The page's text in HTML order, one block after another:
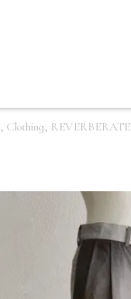
, Clothing, REVERBERATE